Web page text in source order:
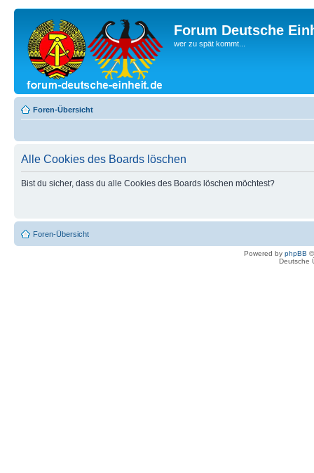
Forum Deutsche
wer zu spät kommt...
Foren-Übersicht
Alle Cookies des Boards löschen
Bist du sicher, dass du alle Cookies des Boards löschen möchtest?
Foren-Übersicht
Powered by phpBB
Deutsche